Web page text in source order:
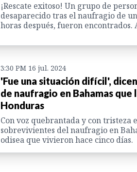
¡Rescate exitoso! Un grupo de
desaparecido tras el naufragio de
horas después, fueron encontrados.
3:30 PM 16 jul. 2024
'Fue una situación difícil',
de naufragio en Bahamas que
Honduras
Con voz quebrantada y con tristeza
sobrevivientes del naufragio en
odisea que vivieron hace cinco días.